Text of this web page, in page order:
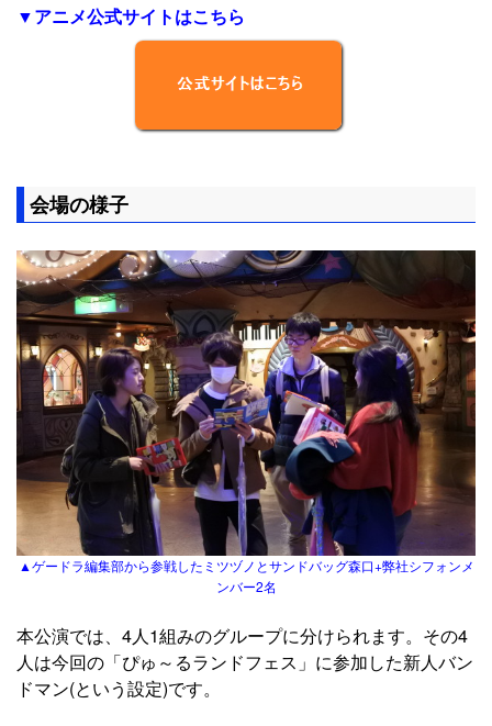
▼アニメ公式サイトはこちら
会場の様子
▲ゲードラ編集部から参戦したミツヅノとサンドバッグ森口+弊社シフォンメ
ンバー2名
本公演では、4人1組みのグループに分けられます。その4
人は今回の「ぴゅ～るランドフェス」に参加した新人バン
ドマン(という設定)です。